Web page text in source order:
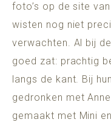
foto’s op de site
wisten nog niet
verwachten. Al bij
goed zat: prachtig
langs de kant. Bij
gedronken met
gemaakt met Mini